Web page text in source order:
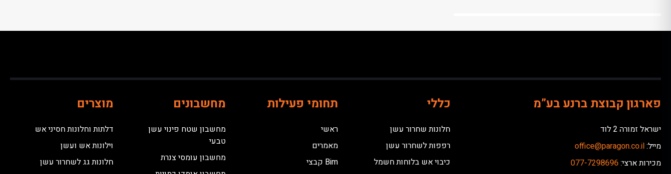
כללי
חלונות שחרור עשן
רפפות לשחרור עשן
כיבוי אש בלוחות חשמל
תחומי פעילות
ראשי
מאמרים
Bim קבצי
מחשבונים
מחשבון שטח פינוי עשן
טבעי
מחשבון עומסי צנרת
מוצרים
דלתות וחלונות חסיני אש
וילונות אש ועשן
חלונות גג לשחרור עשן
פארגון קבוצת ברנע בע”מ
ישראל זמורה 2 לוד
מייל:office@paragon.co.il
מכירות ארצי:077-7298696